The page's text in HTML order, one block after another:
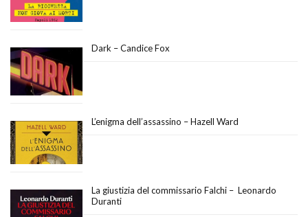
Dark – Candice Fox
L’enigma dell’assassino – Hazell Ward
La giustizia del commissario Falchi – Leonardo
Duranti